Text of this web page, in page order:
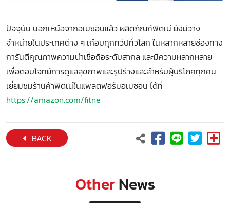
ปัจจุบัน นอกเหนือจากอเมซอนแล้ว ผลิตภัณฑ์ฟิตเน่ ยังมีวาง
จำหน่ายในประเทศต่าง ๆ เกือบทุกทวีปทั่วโลก ในหลากหลายช่องทาง
การันตีคุณภาพความน่าเชื่อถือระดับสากล และมีความหลากหลาย
เพื่อตอบโจทย์การดูแลสุขภาพและรูปร่างและสำหรับผู้บริโภคทุกคน
เยี่ยมชมร้านค้าฟิตเน่ในแพลตฟอร์มอเมซอน ได้ที่
https://amazon.com/fitne
BACK
OtherNews